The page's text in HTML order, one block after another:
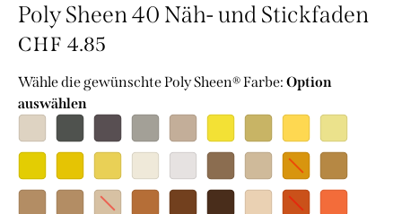
Poly Sheen 40 Näh- und Stickfaden
CHF 4.85
Wähle die gewünschte Poly Sheen® Farbe: Option
auswählen